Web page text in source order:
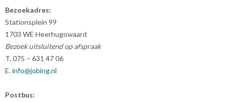
Bezoekadres:
Stationsplein 99
1703 WE Heerhugowaard
Bezoek uitsluitend op afspraak
T. 075 – 631 47 06
E.info@jobing.nl
Postbus: